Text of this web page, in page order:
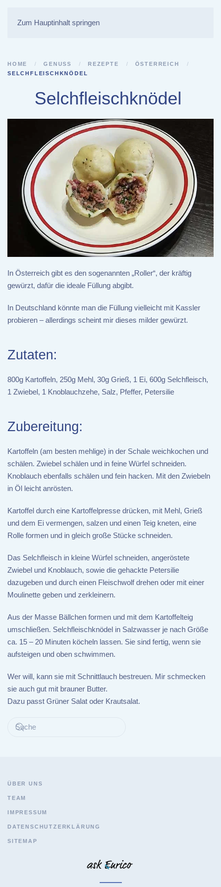
Zum Hauptinhalt springen
HOME GENUSS REZEPTE
ÖSTERREICH
SELCHFLEISCHKNÖDEL
Selchfleischknödel
In Österreich gibt es den sogenannten „Roller“, der kräftig
gewürzt, dafür die ideale Füllung abgibt.
In Deutschland könnte man die Füllung vielleicht mit Kassler
probieren – allerdings scheint mir dieses milder gewürzt.
Zutaten:
800g Kartoffeln, 250g Mehl, 30g Grieß, 1 Ei, 600g Selchfleisch,
1 Zwiebel, 1 Knoblauchzehe, Salz, Pfeffer, Petersilie
Zubereitung:
Kartoffeln (am besten mehlige) in der Schale weichkochen und
schälen. Zwiebel schälen und in feine Würfel schneiden.
Knoblauch ebenfalls schälen und fein hacken. Mit den Zwiebeln
in Öl leicht anrösten.
Kartoffel durch eine Kartoffelpresse drücken, mit Mehl, Grieß
und dem Ei vermengen, salzen und einen Teig kneten, eine
Rolle formen und in gleich große Stücke schneiden.
Das Selchfleisch in kleine Würfel schneiden, angeröstete
Zwiebel und Knoblauch, sowie die gehackte Petersilie
dazugeben und durch einen Fleischwolf drehen oder mit einer
Moulinette geben und zerkleinern.
Aus der Masse Bällchen formen und mit dem Kartoffelteig
umschließen. Selchfleischknödel in Salzwasser je nach Größe
ca. 15 – 20 Minuten köcheln lassen. Sie sind fertig, wenn sie
aufsteigen und oben schwimmen.
Wer will, kann sie mit Schnittlauch bestreuen. Mir schmecken
sie auch gut mit brauner Butter.
Dazu passt Grüner Salat oder Krautsalat.
ÜBER UNS
TEAM
IMPRESSUM
DATENSCHUTZERKLÄRUNG
SITEMAP